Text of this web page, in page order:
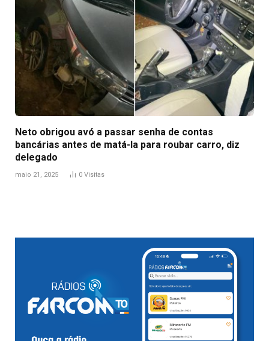
Neto obrigou avó a passar senha de contas
bancárias antes de matá-la para roubar carro, diz
delegado
maio 21, 2025 0 Visitas